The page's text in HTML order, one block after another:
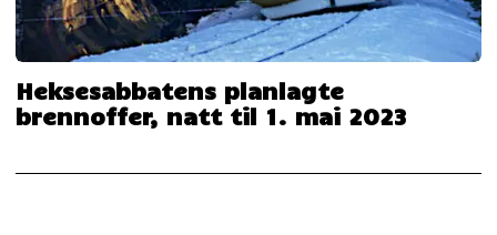
Heksesabbatens planlagte
brennoffer, natt til 1. mai 2023